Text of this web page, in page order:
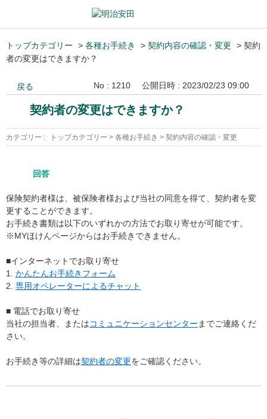
トップカテゴリー > 各種お手続き > 契約内容の確認・変更 > 契約
者の変更はできますか？
戻る No : 1210 公開日時 : 2023/02/23 09:00
契約者の変更はできますか？
カテゴリー : トップカテゴリー > 各種お手続き > 契約内容の確認・変更
回答
保険契約者様は、被保険者様および当社の同意を得て、契約者を変
更することができます。
お手続き書類は以下のいずれかの方法でお取り寄せが可能です。
※MYほけんページからはお手続きできません。
■インターネットでお取り寄せ
1. かんたんお手続きフォーム
2. 専用オペレーターによるチャット
■ 電話でお取り寄せ
当社の担当者、またはコミュニケーションセンター までご連絡くだ
さい。
お手続き等の詳細は契約者の変更をご確認ください。